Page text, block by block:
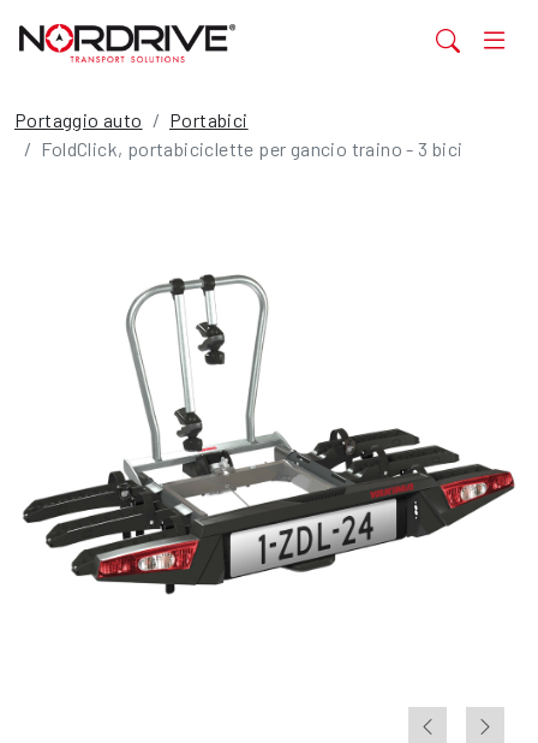
Portaggio auto
Portabici
FoldClick, portabiciclette per gancio traino - 3 bici